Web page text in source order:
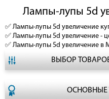
Лампы-лупы 5d
✅ Лампы-лупы 5d увеличение
✅ Лампы-лупы 5d увеличение -
✅ Лампы-лупы 5d увеличение в
ВЫБОР
ОСНОВНЫЕ